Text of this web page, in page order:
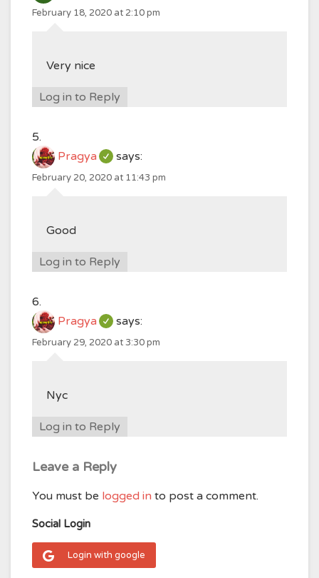
February 18, 2020 at 2:10 pm
Very nice
Log in to Reply
Pragya says:
February 20, 2020 at 11:43 pm
Good
Log in to Reply
Pragya says:
February 29, 2020 at 3:30 pm
Nyc
Log in to Reply
Leave a Reply
You must be logged in to post a comment.
Social Login
Login with google